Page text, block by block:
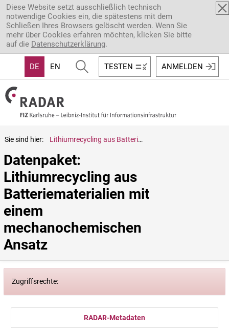
Direkt zum Inhalt
Diese Website setzt ausschließlich technisch
notwendige Cookies ein, die spätestens mit dem
Schließen Ihres Browsers gelöscht werden. Wenn Sie
mehr über Cookies erfahren möchten, klicken Sie bitte
auf die Datenschutzerklärung.
DE EN TESTEN ANMELDEN
Sie sind hier: Lithiumrecycling aus Batteriematerialien mit einem mechanochemischen Ansatz
Datenpaket:
Lithiumrecycling aus
Batteriematerialien mit
einem
mechanochemischen
Ansatz
Zugriffsrechte:
RADAR-Metadaten